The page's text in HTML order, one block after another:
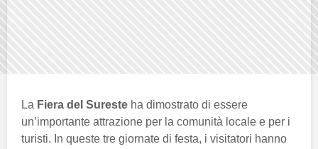
La Fiera del Sureste ha dimostrato di essere
un’importante attrazione per la comunità locale e per i
turisti. In queste tre giornate di festa, i visitatori hanno